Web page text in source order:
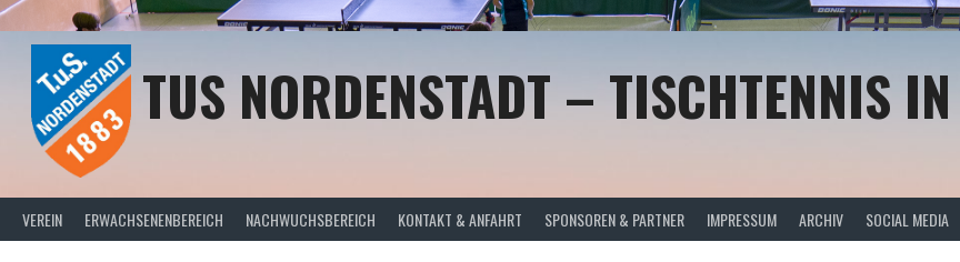
Springe
zum
TUS NORDENSTADT – TISCHTENNIS
VEREIN ERWACHSENENBEREICH NACHWUCHSBEREICH KONTAKT & ANFAHRT SPONSOREN & PARTNER IMPRESSUM ARCHIV SOCIAL MEDIA